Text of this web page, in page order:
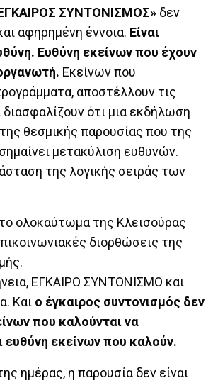
ΣΥΝΤΟΝΙΣΜΟΣ» δεν
αφηρημένη έννοια. Είναι
Ευθύνη εκείνων που έχουν
Εκείνων που
αποστέλλουν τις
ότι μια εκδήλωση
θεσμικής παρουσίας που της
μετακύλιση ευθυνών.
της λογικής σειράς των
ολοκαύτωμα της Κλεισούρας
διορθώσεις της
ΕΓΚΑΙΡΟ ΣΥΝΤΟΝΙΣΜΟ και
Και ο έγκαιρος συντονισμός δεν
που καλούνται να
ευθύνη εκείνων που καλούν.
ημέρας, η παρουσία δεν είναι